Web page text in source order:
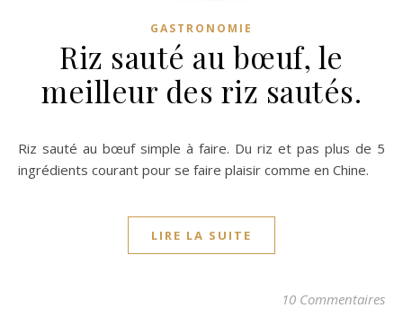
GASTRONOMIE
Riz sauté au bœuf, le
meilleur des riz sautés.
Riz sauté au bœuf simple à faire. Du riz et pas plus de 5
ingrédients courant pour se faire plaisir comme en Chine.
LIRE LA SUITE
10 Commentaires